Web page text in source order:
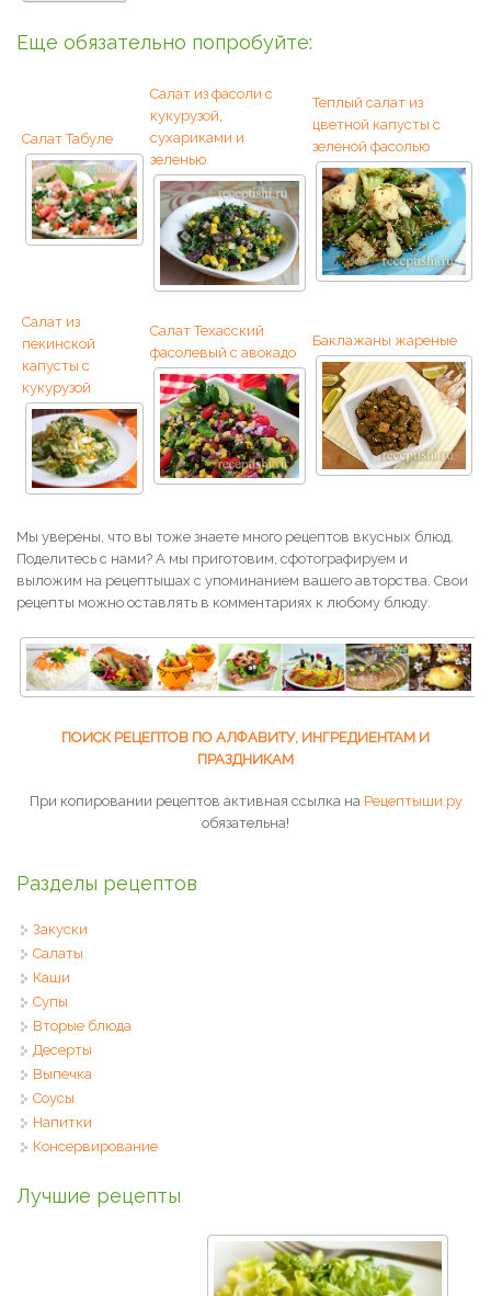
Еще обязательно попробуйте:
Салат Табуле
Салат из фасоли с
кукурузой,
сухариками и
зеленью
Теплый салат из
цветной капусты с
зеленой фасолью
Салат из
пекинской
капусты с
кукурузой
Салат Техасский
фасолевый с авокадо
Баклажаны жареные
Мы уверены, что вы тоже знаете много рецептов вкусных блюд.
Поделитесь с нами? А мы приготовим, сфотографируем и
выложим на рецептышах с упоминанием вашего авторства. Свои
рецепты можно оставлять в комментариях к любому блюду.
ПОИСК РЕЦЕПТОВ ПО АЛФАВИТУ, ИНГРЕДИЕНТАМ И
ПРАЗДНИКАМ
При копировании рецептов активная ссылка на Рецептыши.ру
обязательна!
Разделы рецептов
Закуски
Салаты
Каши
Супы
Вторые блюда
Десерты
Выпечка
Соусы
Напитки
Консервирование
Лучшие рецепты